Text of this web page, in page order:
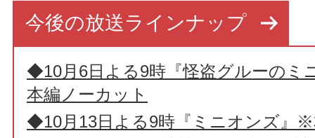
今後の放送ラインナップ
◆10月6日よる9時『怪盗グルーのミ
本編ノーカット
◆10月13日よる9時『ミニオンズ』